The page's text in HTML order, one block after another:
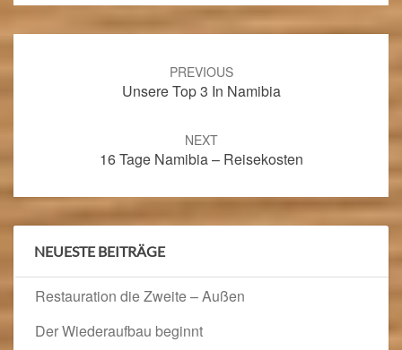
Post
PREVIOUS
Unsere Top 3 In Namibia
NEXT
16 Tage Namibia – Reisekosten
NEUESTE BEITRÄGE
Restauration die Zweite – Außen
Der Wiederaufbau beginnt